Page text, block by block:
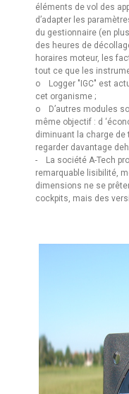
éléments de vol des
d’adapter les
du gestionnaire (en
des heures de
horaires moteur, les
tout ce que les
o Logger "IGC" est
cet organisme ;
o D’autres modules
même objectif : d
diminuant la charge de
regarder davantage
- La société A-Tech
remarquable lisibilité,
dimensions ne se
cockpits, mais des